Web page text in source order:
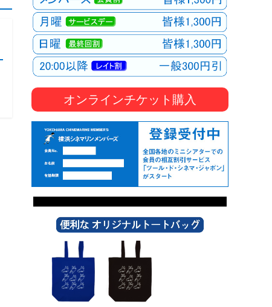
オンラインチケット購入